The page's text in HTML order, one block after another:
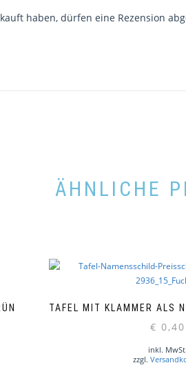
haben, dürfen eine Rezension
ÄHNLICHE
TAFEL MIT KLAMMER ALS
€ 0,40
inkl. MwSt.
zzgl.